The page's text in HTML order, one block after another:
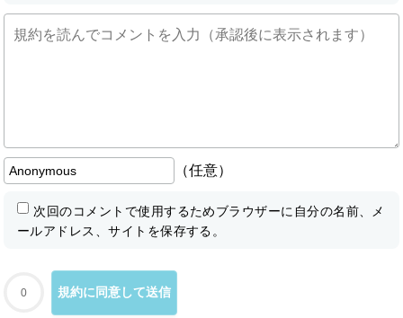
（任意）
次回のコメントで使用するためブラウザーに自分の名前、メ
ールアドレス、サイトを保存する。
0